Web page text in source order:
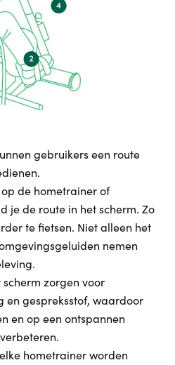
gebruikers een route
de hometrainer of
je de route in het scherm. Zo
te fietsen. Niet alleen het
nemen
zorgen voor
en gespreksstof, waardoor
en op een ontspannen
hometrainer worden